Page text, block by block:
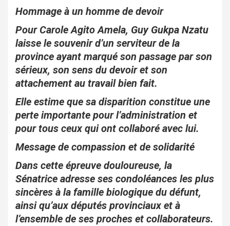
Hommage à un homme de devoir
Pour Carole Agito Amela, Guy Gukpa Nzatu
laisse le souvenir d’un serviteur de la
province ayant marqué son passage par son
sérieux, son sens du devoir et son
attachement au travail bien fait.
Elle estime que sa disparition constitue une
perte importante pour l’administration et
pour tous ceux qui ont collaboré avec lui.
Message de compassion et de solidarité
Dans cette épreuve douloureuse, la
Sénatrice adresse ses condoléances les plus
sincères à la famille biologique du défunt,
ainsi qu’aux députés provinciaux et à
l’ensemble de ses proches et collaborateurs.